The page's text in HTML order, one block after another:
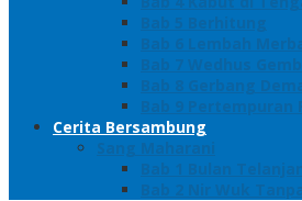
Bab 5 Berhitung
Bab 6 Lembah
Bab 7 Wedhus
Bab 8 Gerbang
Bab 9 Pertempuran
Cerita Bersambung
Sang Maharani
Bab 1 Bulan
Bab 2 Nir Wuk